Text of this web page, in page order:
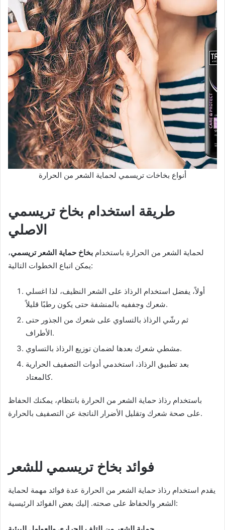
أنواع بخاخات تريسمي لحماية الشعر من الحرارة
طريقة استخدام بخاخ تريسمي
الاصلي
لحماية الشعر من الحرارة باستخدام بخاخ حماية الشعر تريسمي،
يمكن اتباع الخطوات التالية:
أولاً، يفضل استخدام الرذاذ على الشعر النظيف، لذا اغسلي
شعرك وجففيه بالمنشفة حتى يكون رطبًا قليلاً.
ثم رشّي الرذاذ بالتساوي على شعرك من الجذور حتى
الأطراف.
مشطي شعرك بعدها لضمان توزيع الرذاذ بالتساوي.
بعد تطبيق الرذاذ، استخدمي أدوات التصفيف الحرارية
كالمعتاد.
باستخدام رذاذ حماية الشعر من الحرارة بانتظام، يمكنك الحفاظ
على صحة شعرك وتقليل الأضرار الناتجة عن التصفيف بالحرارة.
فوائد بخاخ تريسمي للشعر
يقدم استخدام رذاذ حماية الشعر من الحرارة عدة فوائد مهمة لحماية
الشعر والحفاظ على صحته. إليك بعض الفوائد الرئيسية: